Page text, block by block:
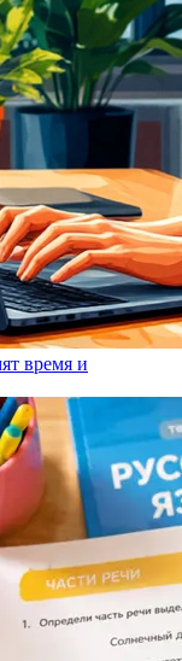
время и